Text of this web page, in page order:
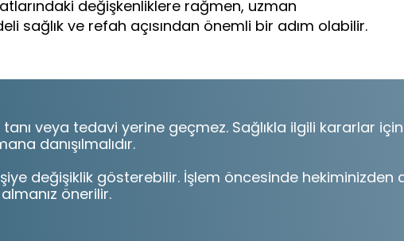
değişkenliklere rağmen, uzman
sağlık ve refah açısından önemli bir adım olabilir.
veya tedavi yerine geçmez. Sağlıkla ilgili kararlar
danışılmalıdır.
değişiklik gösterebilir. İşlem öncesinde hekiminizden
almanız önerilir.